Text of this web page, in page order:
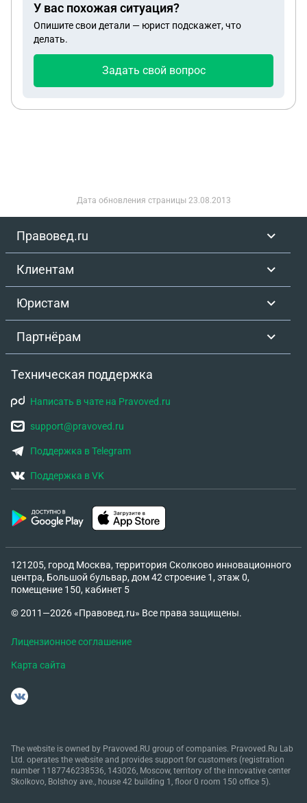
У вас похожая ситуация?
Опишите свои детали — юрист подскажет, что
делать.
Задать свой вопрос
Дата обновления страницы 23.08.2013
Правовед.ru
Клиентам
Юристам
Партнёрам
Техническая поддержка
Написать в чате на Pravoved.ru
support@pravoved.ru
Поддержка в Telegram
Поддержка в VK
121205, город Москва, территория Сколково инновационного
центра, Большой бульвар, дом 42 строение 1, этаж 0,
помещение 150, кабинет 5
© 2011—2026 «Правовед.ru» Все права защищены.
Лицензионное соглашение
Карта сайта
The website is owned by Pravoved.RU group of companies. Pravoved.Ru Lab
Ltd. operates the website and provides support for customers (registration
number 1187746238536, 143026, Moscow, territory of the innovative center
Skolkovo, Bolshoy ave., house 42 building 1, floor 0 room 150 office 5).